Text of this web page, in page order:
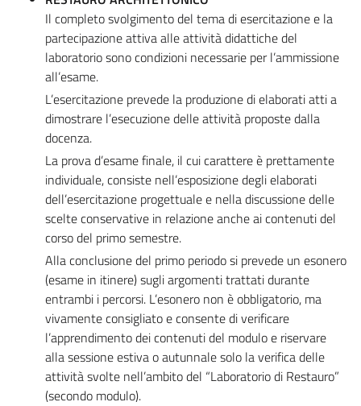
Il completo svolgimento del tema di esercitazione e la
partecipazione attiva alle attività didattiche del
laboratorio sono condizioni necessarie per l’ammissione
all’esame.
L’esercitazione prevede la produzione di elaborati atti a
dimostrare l’esecuzione delle attività proposte dalla
docenza.
La prova d’esame finale, il cui carattere è prettamente
individuale, consiste nell’esposizione degli elaborati
dell’esercitazione progettuale e nella discussione delle
scelte conservative in relazione anche ai contenuti del
corso del primo semestre.
Alla conclusione del primo periodo si prevede un esonero
(esame in itinere) sugli argomenti trattati durante
entrambi i percorsi. L’esonero non è obbligatorio, ma
vivamente consigliato e consente di verificare
l’apprendimento dei contenuti del modulo e riservare
alla sessione estiva o autunnale solo la verifica delle
attività svolte nell’ambito del “Laboratorio di Restauro”
(secondo modulo).